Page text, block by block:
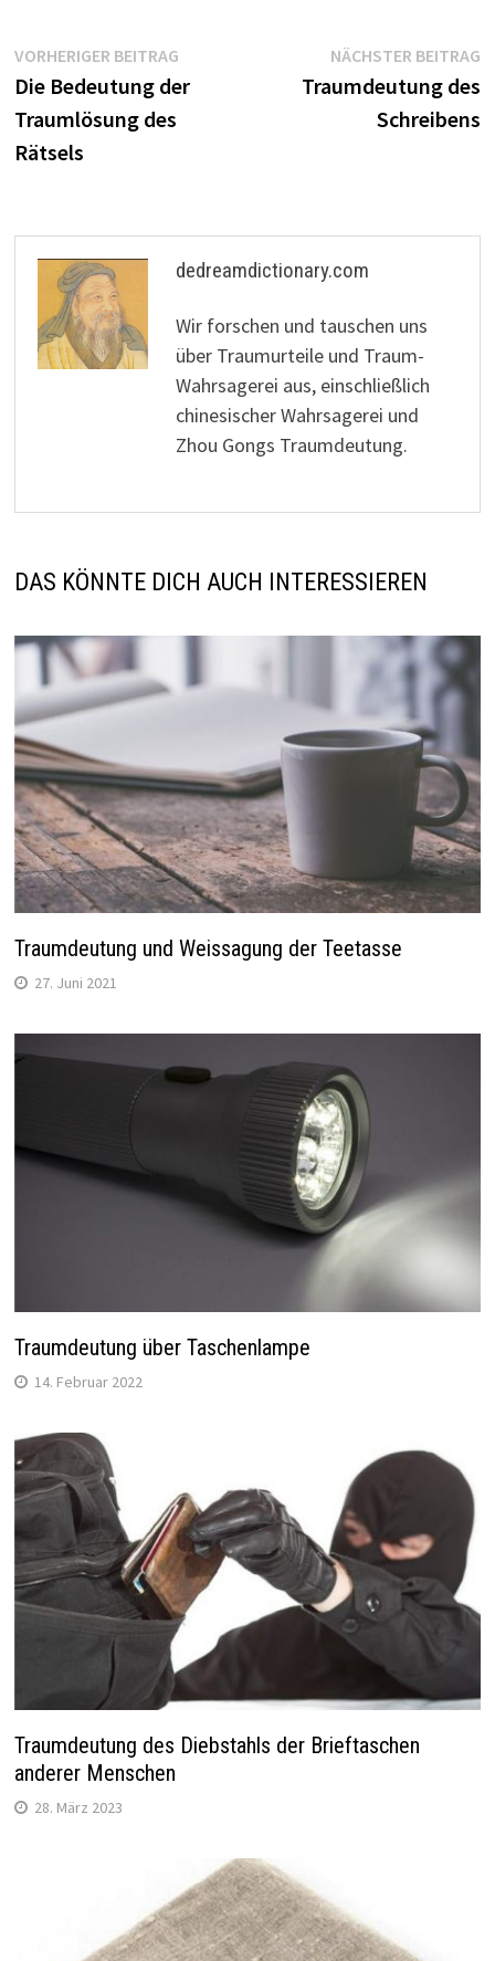
Beitragsnavigation
VORHERIGER BEITRAGVorheriger
Beitrag:
Die Bedeutung der
Traumlösung des
Rätsels
NÄCHSTER BEITRAG
Traumdeutung des
Schreibens
dedreamdictionary.com
Wir forschen und tauschen uns
über Traumurteile und Traum-
Wahrsagerei aus, einschließlich
chinesischer Wahrsagerei und
Zhou Gongs Traumdeutung.
DAS KÖNNTE DICH AUCH INTERESSIEREN
Traumdeutung und Weissagung der Teetasse
27. Juni 2021
Traumdeutung über Taschenlampe
14. Februar 2022
Traumdeutung des Diebstahls der Brieftaschen
anderer Menschen
28. März 2023